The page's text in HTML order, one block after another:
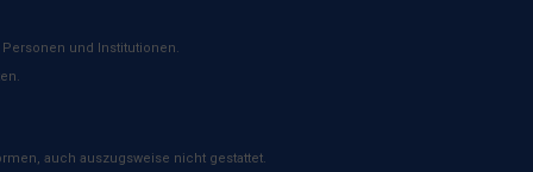
und Institutionen.
auch auszugsweise nicht gestattet.